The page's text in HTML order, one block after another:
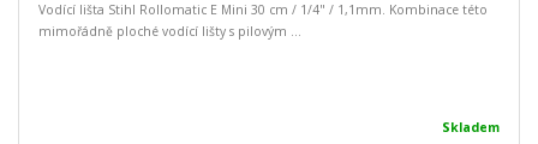
Vodící lišta Stihl Rollomatic E Mini 30 cm / 1/4" / 1,1mm. Kombinace této
mimořádně ploché vodící lišty s pilovým ...
Skladem